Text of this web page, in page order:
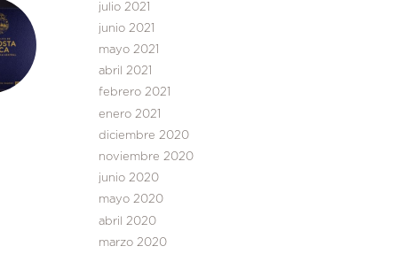
julio 2021
junio 2021
mayo 2021
abril 2021
febrero 2021
enero 2021
diciembre 2020
noviembre 2020
junio 2020
mayo 2020
abril 2020
marzo 2020